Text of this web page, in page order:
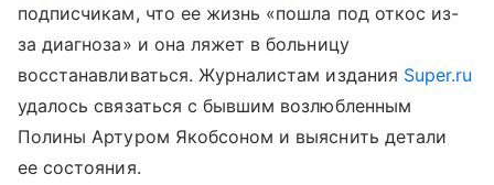
подписчикам, что ее жизнь «пошла под откос из-
за диагноза» и она ляжет в больницу
восстанавливаться. Журналистам издания Super.ru
удалось связаться с бывшим возлюбленным
Полины Артуром Якобсоном и выяснить детали
ее состояния.